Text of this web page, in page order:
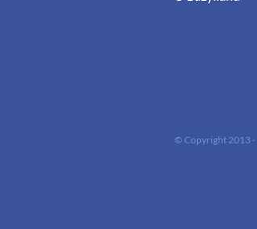
© Copyright 2013 -